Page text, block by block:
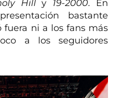
Hilly 19-2000. En
bastante
ni a los fans más
a los seguidores